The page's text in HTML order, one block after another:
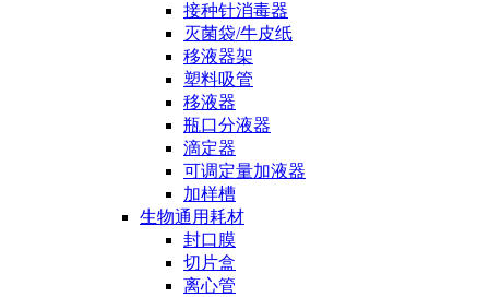
接种针消毒器
灭菌袋/牛皮纸
移液器架
塑料吸管
移液器
瓶口分液器
滴定器
可调定量加液器
加样槽
生物通用耗材
封口膜
切片盒
离心管